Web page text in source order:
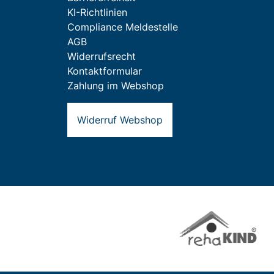
KI-Richtlinien
Compliance Meldestelle
AGB
Widerrufsrecht
Kontaktformular
Zahlung im Webshop
Widerruf Webshop